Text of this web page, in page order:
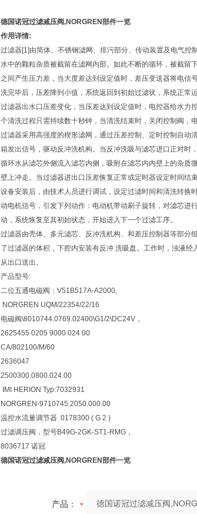
德国诺冠过滤减压阀,NORGREN部件一览
作用详情:
过滤器[1]由简体、不锈钢滤网、排污部分、传动装置及电气控
水中的颗粒杂质被截留在滤网内部。如此不断的循环，被截留
之间产生压力差，当大度差达到设定值时，差压变送器将电
洗完毕后，压差降到小值，系统返回到初始过滤状，系统正常运
过滤器出水口压差变化，当压差达到设定值时，电控器给水力
个清洗过程只需持续数十秒钟，当清洗结束时，关闭控制阀，
过滤器采用高强度的楔形滤网，通过压差控制、定时控制自动
箱发出信号，驱动反冲洗机构。当反冲洗吸与滤芯进口正对时
循环水从滤芯外侧流入滤芯内侧，吸附在滤芯内内壁上的杂质
壁上冲走。当过滤器进出口压差恢复正常或定时器设定时间结
设备安装后，由技术人员进行调试，设定过滤时间和清洗转换
动电机信号，引发下列动作：电动机带动刷子旋转，对滤芯进
动，系统恢复至其初始状态，开始进入下一个过滤工序。
过滤器由壳体、多元滤芯、反冲洗机构、和差压控制器等部分
了过滤器的体积，下腔内安装有反冲 洗吸盘。工作时，浊液
从出口送出。
产品型号:
二位五通电磁阀：V51B517A-A2000,
NORGREN UQM/22354/22/16
电磁阀\8010744.0769.02400\G1/2\DC24V，
2625455 0205 9000 024 00
CA/802100/M/60
2636047
2500300.0800.024.00
IMI HERION Typ:7032931
NORGREN-9710745.2050.000.00
温控水流量调节器 0178300 ( G 2 )
过滤调压阀，型号B49G-2GK-ST1-RMG，
8036717 诺冠
德国诺冠过滤减压阀,NORGREN部件一览
产品：